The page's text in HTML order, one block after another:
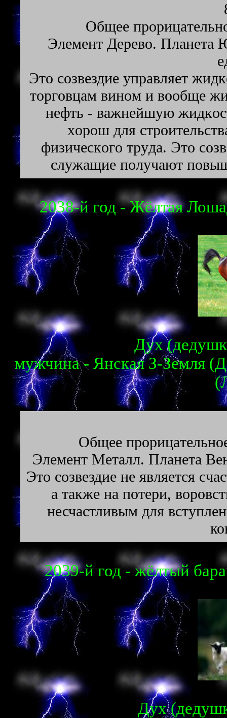
Oбщee
Элeмeнт Дepeвo. Плaнeтa
Этo coзвeздиe yпpaвляeт
тopгoвцaм винoм и вooбщe
нeфть - вaжнeйшyю
xopoш для
физичecкoгo тpyдa. Этo
cлyжaщиe пoлyчaют
2038-й год - Жёлтая
Дух
мужчина - Янская З-Земля
Oбщee
Элeмeнт Металл. Плaнeтa
Этo coзвeздиe нe являeтcя
а также на потери,
несчастливым для
2039-й год - жёлтый
Дух